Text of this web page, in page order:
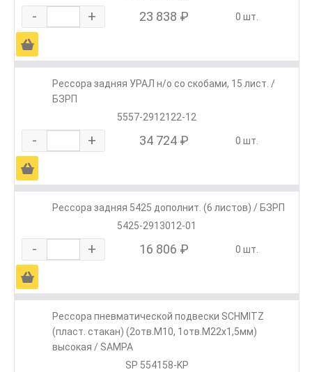
- + 23 838 ₽ 0 шт.
Ä
Рессора задняя УРАЛ н/о со скобами, 15 лист. /
БЗРП
5557-2912122-12
- + 34 724 ₽ 0 шт.
Ä
Рессора задняя 5425 дополнит. (6 листов) / БЗРП
5425-2913012-01
- + 16 806 ₽ 0 шт.
Ä
Рессора пневматической подвески SCHMITZ
(пласт. стакан) (2отв.M10, 1отв.M22х1,5мм)
высокая / SAMPA
SP 554158-KP